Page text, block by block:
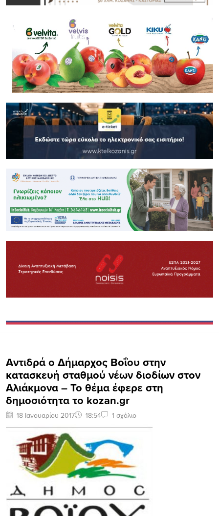
Αντιδρά ο Δήμαρχος Βοΐου στην
κατασκευή σταθμού νέων διοδίων στον
Αλιάκμονα – Το θέμα έφερε στη
δημοσιότητα το kozan.gr
18 Ιανουαρίου 2017 18:54 1 σχόλιο